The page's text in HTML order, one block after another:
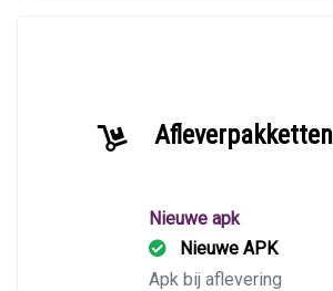
Afleverpakketten
Nieuwe apk
Nieuwe APK
Apk bij aflevering